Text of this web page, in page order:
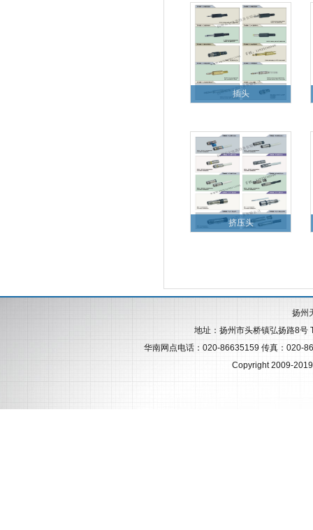
插头
挤压头
扬州
地址：扬州市头桥镇弘扬路8
华南网点电话：020-86635159 传真：020-
Copyright 2009-2019